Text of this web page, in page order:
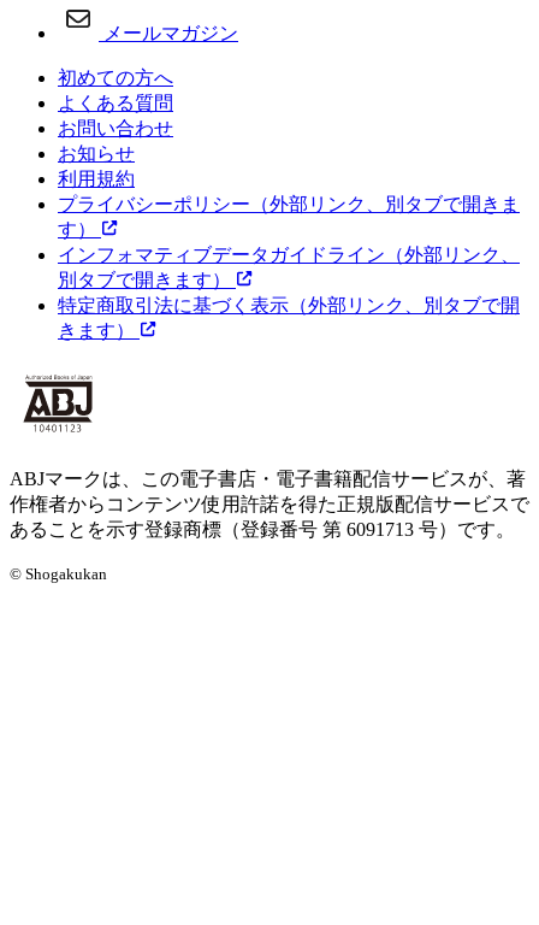
メールマガジン
初めての方へ
よくある質問
お問い合わせ
お知らせ
利用規約
プライバシーポリシー （外部リンク、別タブで開きま
す）
インフォマティブデータガイドライン （外部リンク、
別タブで開きます）
特定商取引法に基づく表示 （外部リンク、別タブで開
きます）
ABJマークは、この電子書店・電子書籍配信サービスが、著
作権者からコンテンツ使用許諾を得た正規版配信サービスで
あることを示す登録商標（登録番号 第 6091713 号）です。
© Shogakukan